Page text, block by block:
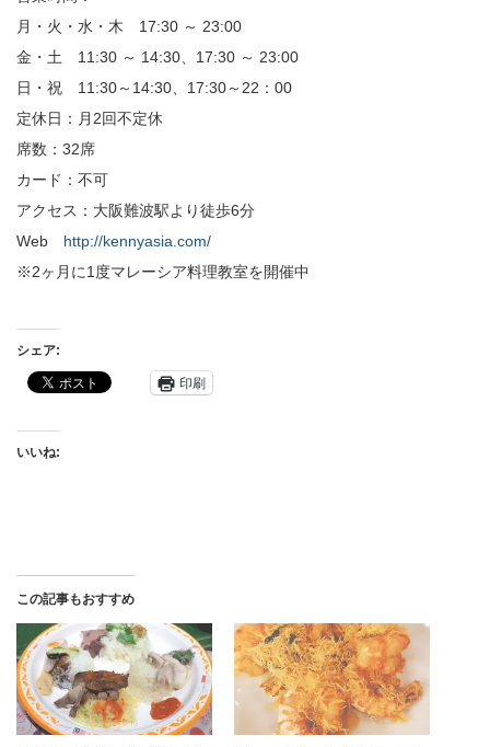
月・火・水・木 17:30 ～ 23:00
金・土 11:30 ～ 14:30、17:30 ～ 23:00
日・祝 11:30～14:30、17:30～22：00
定休日：月2回不定休
席数：32席
カード：不可
アクセス：大阪難波駅より徒歩6分
Web http://kennyasia.com/
※2ヶ月に1度マレーシア料理教室を開催中
シェア:
印刷
いいね:
この記事もおすすめ